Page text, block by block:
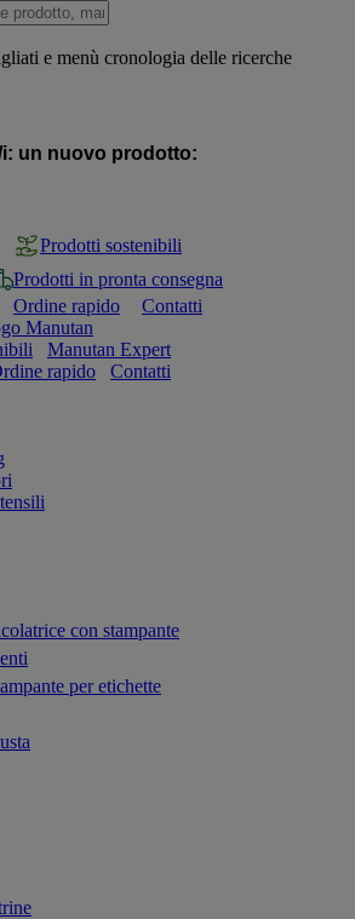
e menù cronologia delle ricerche
un nuovo prodotto:
Prodotti sostenibili
Prodotti in pronta consegna
Ordine rapido Contatti
Manutan Expert
rapido
Contatti
con stampante
per etichette